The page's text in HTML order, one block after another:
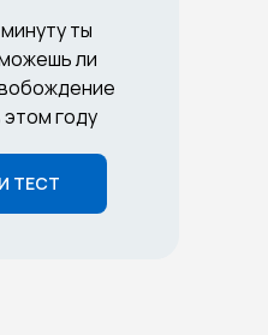
ТЕСТ
ты
ли
году